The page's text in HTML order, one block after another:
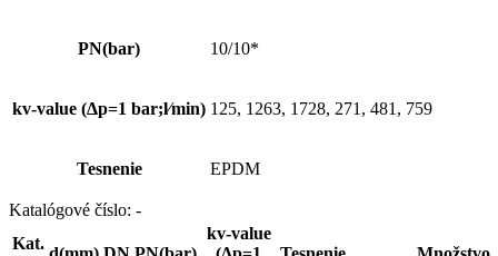
PN(bar) 10/10*
kv-value (Δp=1 bar;l⁄min) 125, 1263, 1728, 271, 481, 759
Tesnenie EPDM
Katalógové číslo: -
Kat.
kv-value